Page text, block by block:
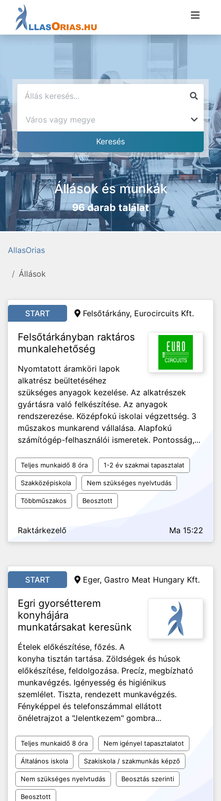
Állások és munkák
96 darab találat
AllasOrias
Állások
START Felsőtárkány, Eurocircuits Kft.
Felsőtárkányban raktáros
munkalehetőség
Nyomtatott áramköri lapok
alkatrész beültetéséhez
szükséges anyagok kezelése. Az alkatrészek
gyártásra való felkészítése. Az anyagok
rendszerezése. Középfokú iskolai végzettség. 3
műszakos munkarend vállalása. Alapfokú
számítógép-felhasználói ismeretek. Pontosság,...
Teljes munkaidő 8 óra 1-2 év szakmai tapasztalat
Szakközépiskola Nem szükséges nyelvtudás
Többműszakos Beosztott
Raktárkezelő Ma 15:22
START Eger, Gastro Meat Hungary Kft.
Egri gyorsétterem
konyhájára
munkatársakat keresünk
Ételek előkészítése, főzés. A
konyha tisztán tartása. Zöldségek és húsok
előkészítése, feldolgozása. Precíz, megbízható
munkavégzés. Igényesség és higiénikus
szemlélet. Tiszta, rendezett munkavégzés.
Fényképpel és telefonszámmal ellátott
önéletrajzot a "Jelentkezem" gombra...
Teljes munkaidő 8 óra Nem igényel tapasztalatot
Általános iskola Szakiskola / szakmunkás képző
Nem szükséges nyelvtudás Beosztás szerinti
Beosztott